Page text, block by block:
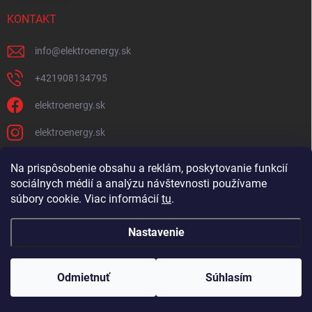
Na prispôsobenie obsahu a reklám, poskytovanie funkcií
sociálnych médií a analýzu návštevnosti používame
súbory cookie. Viac informácií tu.
Nastavenie
Odmietnuť Súhlasím
KONTAKT
info@elektroenergy.sk
+421908134795
elektroenergy.sk
elektroenergy.sk
Podmienky ochrany osobných údajov
Kontakty
Obchodné podmienky
Vytvoril Shoptet
Copyright 2026Elektroenergy. Všetky práva vyhradené.Upraviť nastavenie